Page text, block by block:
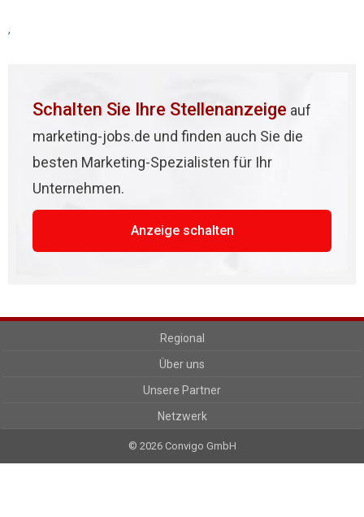
,
Schalten Sie Ihre Stellenanzeige auf
marketing-jobs.de und finden auch Sie die
besten Marketing-Spezialisten für Ihr
Unternehmen.
Anzeige schalten
Regional
Über uns
Unsere Partner
Netzwerk
© 2026 Convigo GmbH